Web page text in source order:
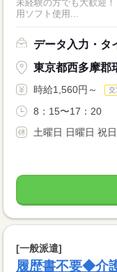
未経験の方でも大歓迎
用ソフト使用...
データ入力・タ
東京都西多摩郡
時給1,560円～ 交
8：15〜17：20
土曜日 日曜日 祝日
[一般派遣]
履歴書不要◆介